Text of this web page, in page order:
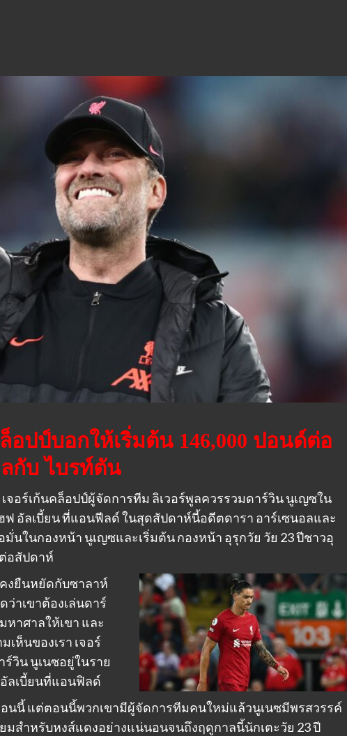
อปป์บอกให้เริ่มต้น 146,000 ปอนด์ต่อ
กับ ไบรท์ตัน
จอร์เก้นคล็อปป์ผู้จัดการทีม ลิเวอร์พูลควรรวมดาร์วิน นูเญซใน
ฟ อัลเบี้ยน ที่แอนฟีลด์ ในสุดสัปดาห์นี้อดีตดารา อาร์เซนอลและ
ในกองหน้า นูเญซและเริ่มต้น กองหน้า อุรุกวัย วัย 23 ปีชาวอุ
อสัปดาห์
คงยืนหยัดกับซาลาห์
าเขาต้องเล่นดาร์
หาศาลให้เขา และ
ห็นของเรา เจอร์
วิน นูเนซอยู่ในราย
ลเบี้ยนที่แอนฟิลด์
นนี้ แต่ตอนนี้พวกเขามีผู้จัดการทีมคนใหม่แล้วนูเนซมีพรสวรรค์
มสำหรับหงส์แดงอย่างแน่นอนจนถึงฤดูกาลนี้นักเตะวัย 23 ปี